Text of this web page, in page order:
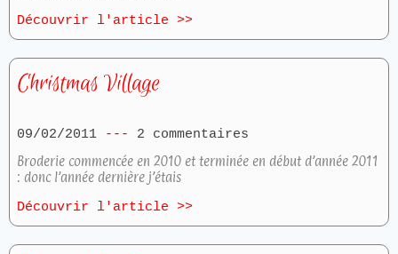
Découvrir l'article >>
Christmas Village
09/02/2011
2 commentaires
Broderie commencée en 2010 et terminée en début d’année 2011
: donc l’année dernière j’étais
Découvrir l'article >>